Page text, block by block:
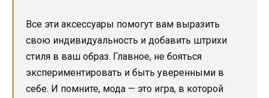
Все эти аксессуары помогут вам выразить
свою индивидуальность и добавить штрихи
стиля в ваш образ. Главное, не бояться
экспериментировать и быть уверенными в
себе. И помните, мода — это игра, в которой